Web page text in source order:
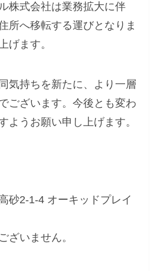
株式会社は業務拡大に伴
所へ移転する運びとなりま
げます。
気持ちを新たに、より一層
ございます。今後とも変わ
ようお願い申し上げます。
砂2-1-4 オーキッドプレイ
ざいません。